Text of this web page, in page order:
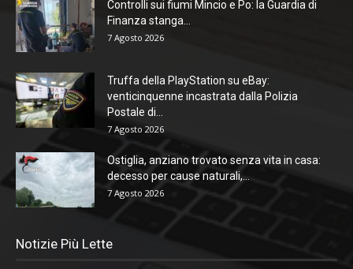
Controlli sui fiumi Mincio e Po: la Guardia di
Finanza stanga...
7 Agosto 2026
Truffa della PlayStation su eBay:
venticinquenne incastrata dalla Polizia
Postale di...
7 Agosto 2026
Ostiglia, anziano trovato senza vita in casa:
decesso per cause naturali,...
7 Agosto 2026
Notizie Più Lette